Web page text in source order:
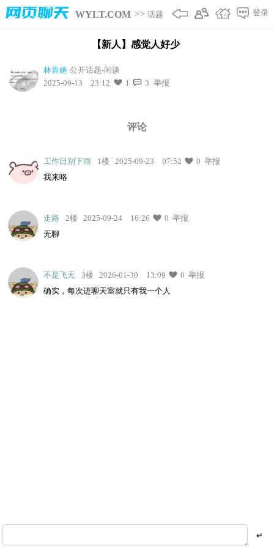
网页聊天 WYLT.COM >> 话题 登录
【新人】感觉人好少
林青婘 公开话题-闲谈
2025-09-13 23:12
1 3 举报
评论
工作日别下雨 1楼 2025-09-23 07:52 0 举报
我来咯
走路 2楼 2025-09-24 16:26 0 举报
无聊
不是飞无 3楼 2026-01-30 13:09 0 举报
确实，每次进聊天室就只有我一个人